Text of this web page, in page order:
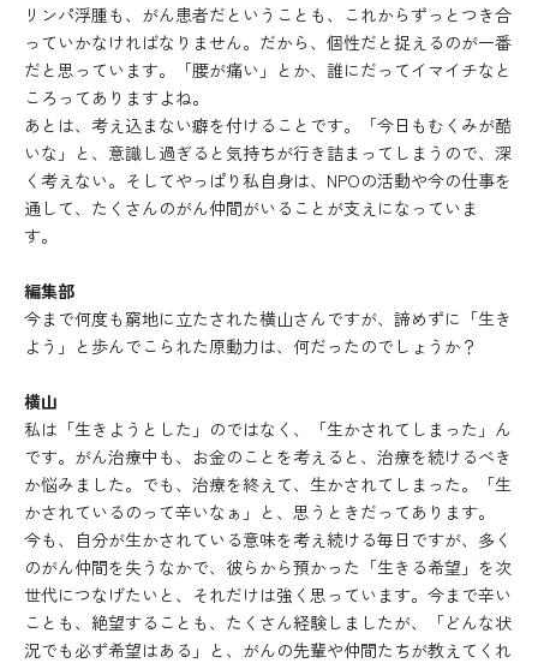
リンパ浮腫も、がん患者だということも、これからずっとつき合
っていかなければなりません。だから、個性だと捉えるのが一番
だと思っています。「腰が痛い」とか、誰にだってイマイチなと
ころってありますよね。
あとは、考え込まない癖を付けることです。「今日もむくみが酷
いな」と、意識し過ぎると気持ちが行き詰まってしまうので、深
く考えない。そしてやっぱり私自身は、NPOの活動や今の仕事を
通して、たくさんのがん仲間がいることが支えになっていま
す。
編集部
今まで何度も窮地に立たされた横山さんですが、諦めずに「生き
よう」と歩んでこられた原動力は、何だったのでしょうか？
横山
私は「生きようとした」のではなく、「生かされてしまった」ん
です。がん治療中も、お金のことを考えると、治療を続けるべき
か悩みました。でも、治療を終えて、生かされてしまった。「生
かされているのって辛いなぁ」と、思うときだってあります。
今も、自分が生かされている意味を考え続ける毎日ですが、多く
のがん仲間を失うなかで、彼らから預かった「生きる希望」を次
世代につなげたいと、それだけは強く思っています。今まで辛い
ことも、絶望することも、たくさん経験しましたが、「どんな状
況でも必ず希望はある」と、がんの先輩や仲間たちが教えてくれ